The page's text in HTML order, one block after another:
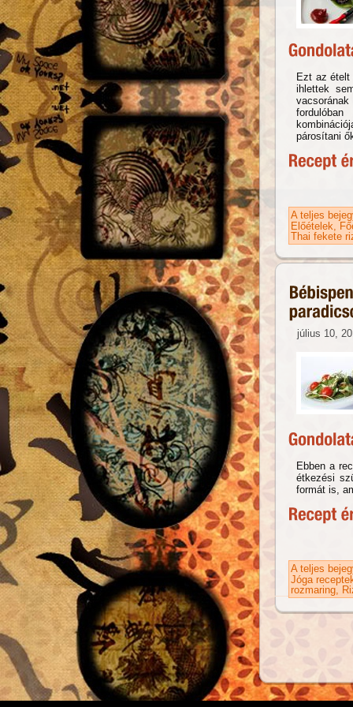
Ezt az ételt
ihlettek
fordulóban
párosítani
A teljes
Előételek
Thai fekete
július 10,
Ebben a
étkezési
formát is,
A teljes
Jóga
rozmaring
Oldalak